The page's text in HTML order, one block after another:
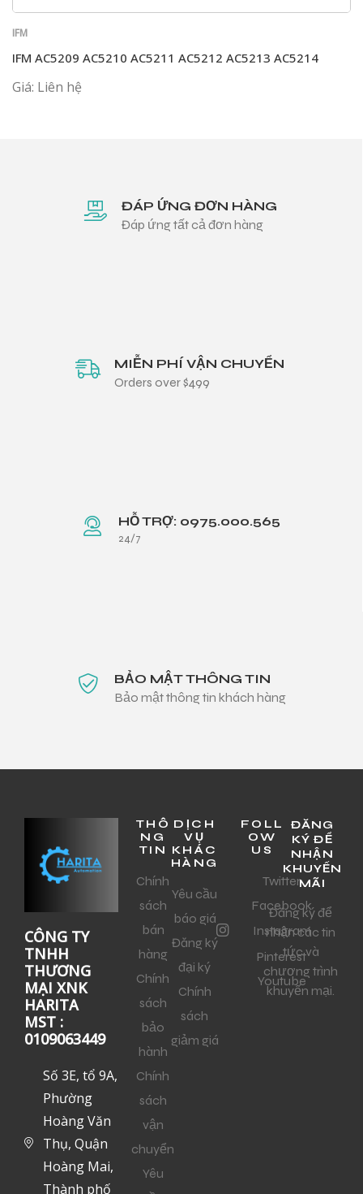
IFM
IFM AC5209 AC5210 AC5211 AC5212 AC5213 AC5214
Giá: Liên hệ
ĐÁP ỨNG ĐƠN HÀNG
Đáp ứng tất cả đơn hàng
MIỄN PHÍ VẬN CHUYỂN
Orders over $499
HỖ TRỢ: 0975.000.565
24/7
BẢO MẬT THÔNG TIN
Bảo mật thông tin khách hàng
CÔNG TY
TNHH
THƯƠNG
MẠI XNK
HARITA
MST :
0109063449
Số 3E, tổ 9A,
Phường
Hoàng Văn
Thụ, Quận
Hoàng Mai,
Thành phố
THÔ
NG
TIN
Chính
sách
bán
hàng
Chính
sách
bảo
hành
Chính
sách
vận
chuyển
Yêu
DỊCH
VỤ
KHÁC
HÀNG
Yêu cầu
báo giá
Đăng ký
đại ký
Chính
sách
giảm giá
FOLL
OW
US
Twitter
Facebook
Instagram
Pinterest
Youtube
ĐĂNG
KÝ ĐỂ
NHẬN
KHUYẾN
MÃI
Đăng ký để
nhận các tin
tức và
chương trình
khuyến mại.